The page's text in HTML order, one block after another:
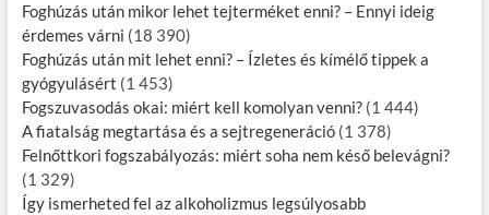
Foghúzás után mikor lehet tejterméket enni? – Ennyi ideig
érdemes várni (18 390)
Foghúzás után mit lehet enni? – Ízletes és kímélő tippek a
gyógyulásért (1 453)
Fogszuvasodás okai: miért kell komolyan venni? (1 444)
A fiatalság megtartása és a sejtregeneráció (1 378)
Felnőttkori fogszabályozás: miért soha nem késő belevágni?
(1 329)
Így ismerheted fel az alkoholizmus legsúlyosabb